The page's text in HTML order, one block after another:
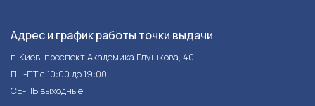
Адрес и график работы точки выдачи
г. Киев, проспект Академика Глушкова, 40
ПН-ПТ с 10:00 до 19:00
СБ-НБ выходные